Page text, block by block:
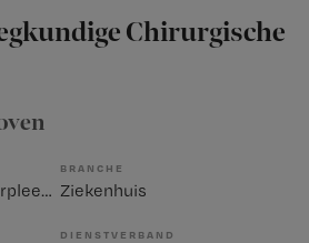
Chirurgische
Overige beroepen verpleegkunde
BRANCHE
Ziekenhuis
DIENSTVERBAND